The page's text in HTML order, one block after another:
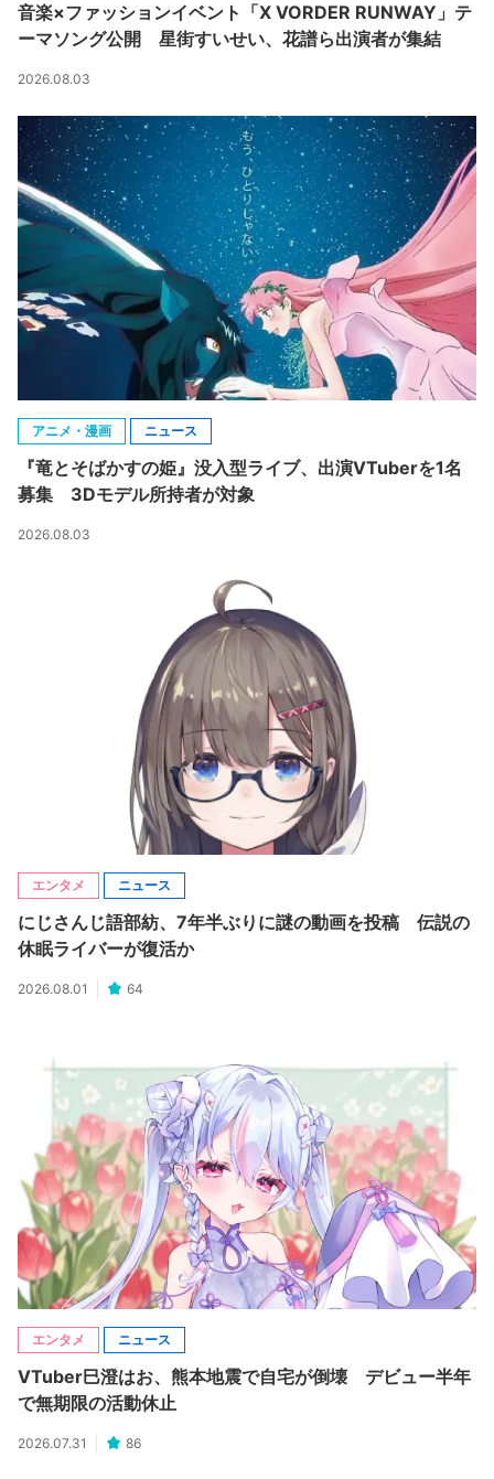
音楽×ファッションイベント「X VORDER RUNWAY」テ
ーマソング公開 星街すいせい、花譜ら出演者が集結
2026.08.03
アニメ・漫画 ニュース
『竜とそばかすの姫』没入型ライブ、出演VTuberを1名
募集 3Dモデル所持者が対象
2026.08.03
エンタメ ニュース
にじさんじ語部紡、7年半ぶりに謎の動画を投稿 伝説の
休眠ライバーが復活か
2026.08.01 64
エンタメ ニュース
VTuber巳澄はお、熊本地震で自宅が倒壊 デビュー半年
で無期限の活動休止
2026.07.31 86